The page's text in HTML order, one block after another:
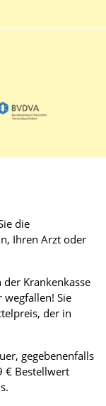
die
Ihren Arzt oder
Krankenkasse
Sie
der in
gegebenenfalls
€ Bestellwert